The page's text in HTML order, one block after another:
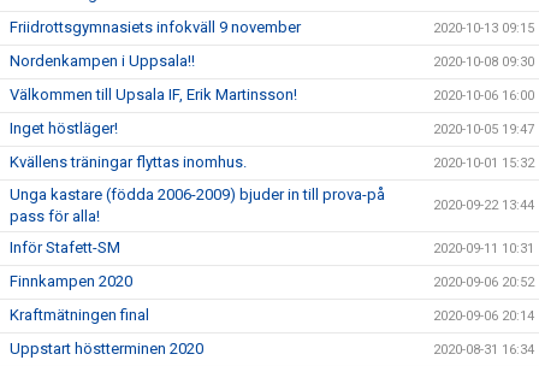
Friidrottsgymnasiets infokväll 9 november 2020-10-13 09:15
Nordenkampen i Uppsala!! 2020-10-08 09:30
Välkommen till Upsala IF, Erik Martinsson! 2020-10-06 16:00
Inget höstläger! 2020-10-05 19:47
Kvällens träningar flyttas inomhus. 2020-10-01 15:32
Unga kastare (födda 2006-2009) bjuder in till prova-på
pass för alla!
2020-09-22 13:44
Inför Stafett-SM 2020-09-11 10:31
Finnkampen 2020 2020-09-06 20:52
Kraftmätningen final 2020-09-06 20:14
Uppstart höstterminen 2020 2020-08-31 16:34